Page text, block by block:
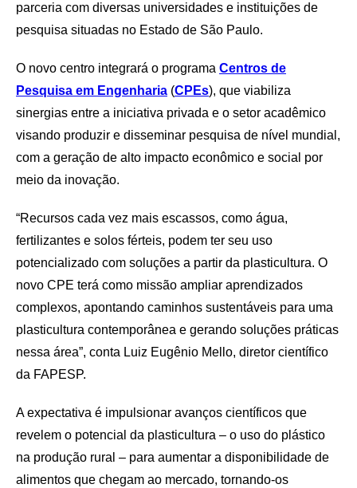
parceria com diversas universidades e instituições de
pesquisa situadas no Estado de São Paulo.
O novo centro integrará o programa Centros de
Pesquisa em Engenharia (CPEs), que viabiliza
sinergias entre a iniciativa privada e o setor acadêmico
visando produzir e disseminar pesquisa de nível mundial,
com a geração de alto impacto econômico e social por
meio da inovação.
“Recursos cada vez mais escassos, como água,
fertilizantes e solos férteis, podem ter seu uso
potencializado com soluções a partir da plasticultura. O
novo CPE terá como missão ampliar aprendizados
complexos, apontando caminhos sustentáveis para uma
plasticultura contemporânea e gerando soluções práticas
nessa área”, conta Luiz Eugênio Mello, diretor científico
da FAPESP.
A expectativa é impulsionar avanços científicos que
revelem o potencial da plasticultura – o uso do plástico
na produção rural – para aumentar a disponibilidade de
alimentos que chegam ao mercado, tornando-os